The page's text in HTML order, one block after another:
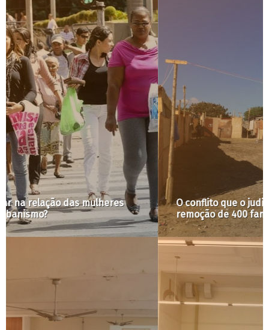
O conflito que o judiciário paulista ignora na
remoção de 400 famílias em São Paulo